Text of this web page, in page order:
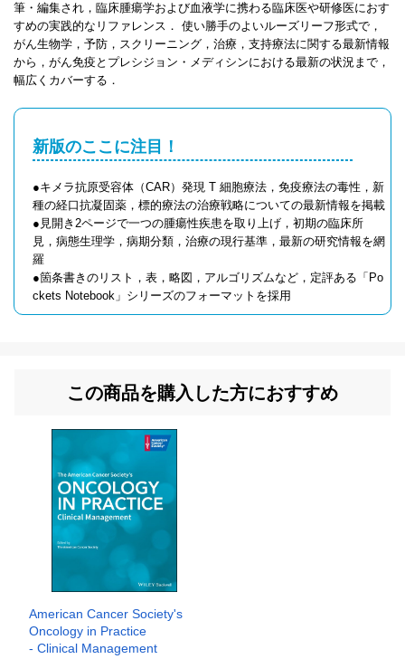
筆・編集され，臨床腫瘍学および血液学に携わる臨床医や研修医におす
すめの実践的なリファレンス． 使い勝手のよいルーズリーフ形式で，
がん生物学，予防，スクリーニング，治療，支持療法に関する最新情報
から，がん免疫とプレシジョン・メディシンにおける最新の状況まで，
幅広くカバーする．
新版のここに注目！
●キメラ抗原受容体（CAR）発現 T 細胞療法，免疫療法の毒性，新
種の経口抗凝固薬，標的療法の治療戦略についての最新情報を掲載
●見開き2ページで一つの腫瘍性疾患を取り上げ，初期の臨床所
見，病態生理学，病期分類，治療の現行基準，最新の研究情報を網
羅
●箇条書きのリスト，表，略図，アルゴリズムなど，定評ある「Po
ckets Notebook」シリーズのフォーマットを採用
この商品を購入した方におすすめ
American Cancer Society's
Oncology in Practice
- Clinical Management